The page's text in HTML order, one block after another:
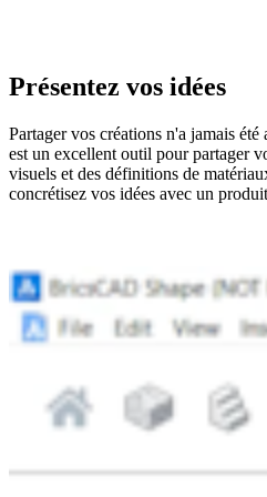
Présentez vos idées
Partager vos créations n'a jamais
est un excellent outil pour partager
visuels et des définitions de
concrétisez vos idées avec un